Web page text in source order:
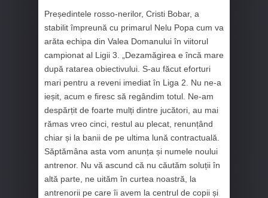
Președintele rosso-nerilor, Cristi Bobar, a
stabilit împreună cu primarul Nelu Popa cum va
arăta echipa din Valea Domanului în viitorul
campionat al Ligii 3. „Dezamăgirea e încă mare
după ratarea obiectivului. S-au făcut eforturi
mari pentru a reveni imediat în Liga 2. Nu ne-a
ieșit, acum e firesc să regândim totul. Ne-am
despărțit de foarte mulți dintre jucători, au mai
rămas vreo cinci, restul au plecat, renunțând
chiar și la banii de pe ultima lună contractuală.
Săptămâna asta vom anunța și numele noului
antrenor. Nu vă ascund că nu căutăm soluții în
altă parte, ne uităm în curtea noastră, la
antrenorii pe care îi avem la centrul de copii și